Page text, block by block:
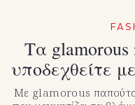
Τα
υποδεχθείτε
Με glamorous